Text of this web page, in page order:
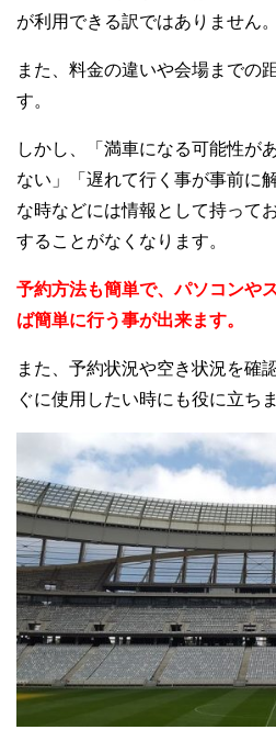
が利用できる訳ではありません。
また、料金の違いや会場までの
す。
しかし、「満車になる可能性が
ない」「遅れて行く事が事前に
な時などには情報として持って
することがなくなります。
予約方法も簡単で、パソコンや
ば簡単に行う事が出来ます。
また、予約状況や空き状況を確
ぐに使用したい時にも役に立ちま